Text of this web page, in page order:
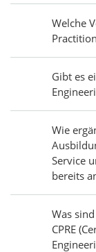
Welche
Gibt es
Wie
Service
bereits
Was
CPRE